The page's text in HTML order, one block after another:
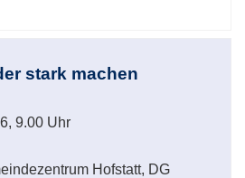
stark machen
9.00 Uhr
Hofstatt, DG